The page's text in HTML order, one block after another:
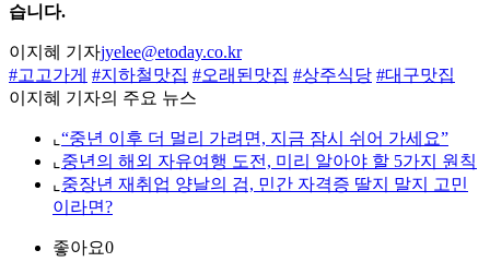
습니다.
이지혜 기자jyelee@etoday.co.kr
#고고가게 #지하철맛집 #오래된맛집 #상주식당 #대구맛집
이지혜 기자의 주요 뉴스
⌞ “중년 이후 더 멀리 가려면, 지금 잠시 쉬어 가세요”
⌞ 중년의 해외 자유여행 도전, 미리 알아야 할 5가지 원칙
⌞ 중장년 재취업 양날의 검, 민간 자격증 딸지 말지 고민
이라면?
좋아요0